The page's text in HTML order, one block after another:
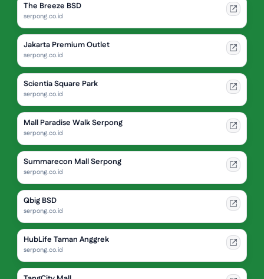
The Breeze BSD
serpong.co.id
Jakarta Premium Outlet
serpong.co.id
Scientia Square Park
serpong.co.id
Mall Paradise Walk Serpong
serpong.co.id
Summarecon Mall Serpong
serpong.co.id
Qbig BSD
serpong.co.id
HubLife Taman Anggrek
serpong.co.id